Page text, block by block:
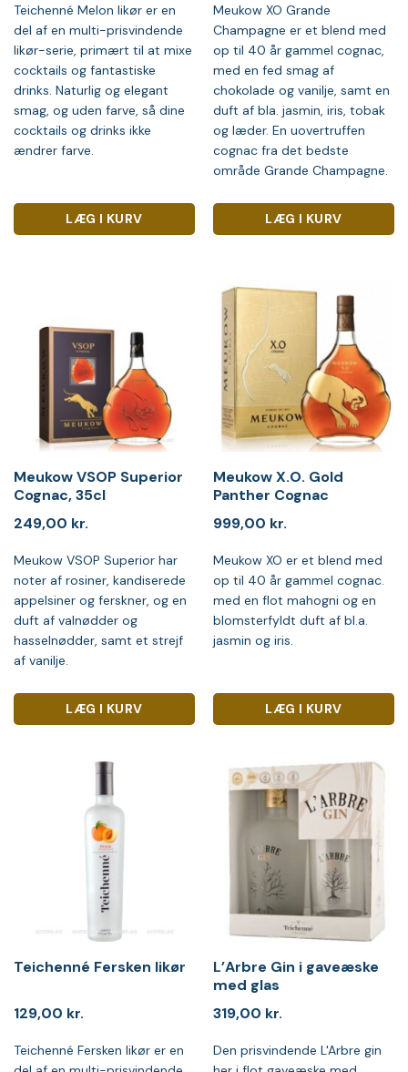
Teichenné Melon likør er en
del af en multi-prisvindende
likør-serie, primært til at mixe
cocktails og fantastiske
drinks. Naturlig og elegant
smag, og uden farve, så dine
cocktails og drinks ikke
ændrer farve.
LÆG I KURV
Meukow XO Grande
Champagne er et blend med
op til 40 år gammel cognac,
med en fed smag af
chokolade og vanilje, samt en
duft af bla. jasmin, iris, tobak
og læder. En uovertruffen
cognac fra det bedste
område Grande Champagne.
LÆG I KURV
Meukow VSOP Superior
Cognac, 35cl
249,00 kr.
Meukow VSOP Superior har
noter af rosiner, kandiserede
appelsiner og ferskner, og en
duft af valnødder og
hasselnødder, samt et strejf
af vanilje.
LÆG I KURV
Meukow X.O. Gold
Panther Cognac
999,00 kr.
Meukow XO er et blend med
op til 40 år gammel cognac.
med en flot mahogni og en
blomsterfyldt duft af bl.a.
jasmin og iris.
LÆG I KURV
Teichenné Fersken likør
129,00 kr.
Teichenné Fersken likør er en
L’Arbre Gin i gaveæske
med glas
319,00 kr.
Den prisvindende L'Arbre gin